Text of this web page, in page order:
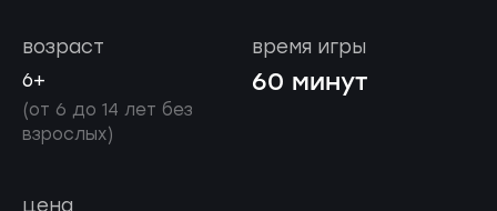
возраст
6+
(от 6 до 14 лет без
взрослых)
время игры
60 минут
цена